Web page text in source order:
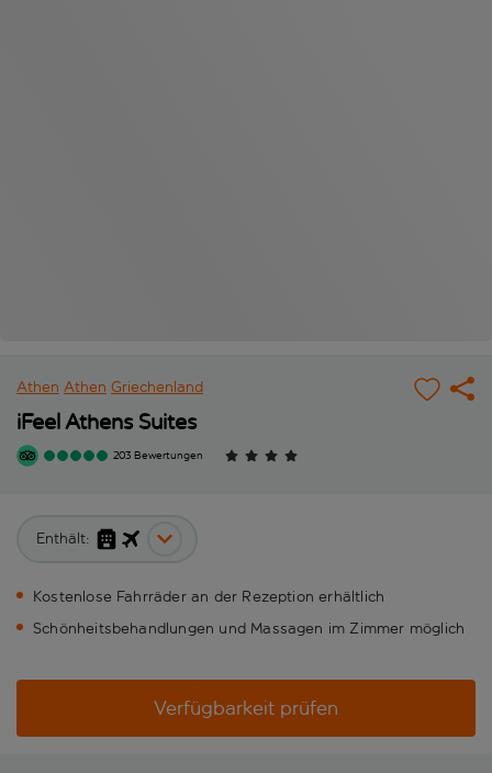
Athen Athen Griechenland
iFeel Athens Suites
203 Bewertungen
Enthält:
Kostenlose Fahrräder an der Rezeption erhältlich
Schönheitsbehandlungen und Massagen im Zimmer möglich
Verfügbarkeit prüfen